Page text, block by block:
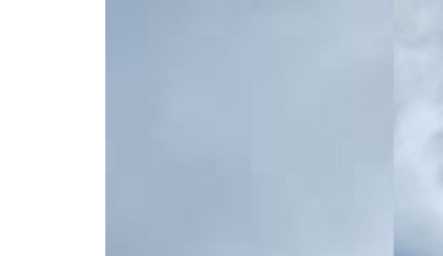
Pressione Enter para pesquisar ou